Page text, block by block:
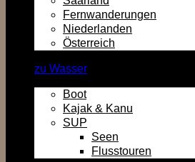
Fernwanderungen
Niederlanden
Österreich
zu Wasser
Boot
Kajak & Kanu
SUP
Seen
Flusstouren